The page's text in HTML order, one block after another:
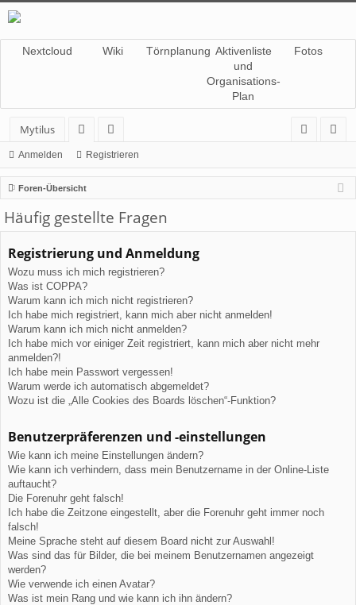
Nextcloud Wiki Törnplanung Aktivenliste
und
Organisations-
Plan
Fotos
Mytilus
or
en
itg
lie
de
r
m
el
de
ist
rie
re
Anmelden Registrieren
Foren-Übersicht
Häufig gestellte Fragen
Registrierung und Anmeldung
Wozu muss ich mich registrieren?
Was ist COPPA?
Warum kann ich mich nicht registrieren?
Ich habe mich registriert, kann mich aber nicht anmelden!
Warum kann ich mich nicht anmelden?
Ich habe mich vor einiger Zeit registriert, kann mich aber nicht mehr
anmelden?!
Ich habe mein Passwort vergessen!
Warum werde ich automatisch abgemeldet?
Wozu ist die „Alle Cookies des Boards löschen“-Funktion?
Benutzerpräferenzen und -einstellungen
Wie kann ich meine Einstellungen ändern?
Wie kann ich verhindern, dass mein Benutzername in der Online-Liste
auftaucht?
Die Forenuhr geht falsch!
Ich habe die Zeitzone eingestellt, aber die Forenuhr geht immer noch
falsch!
Meine Sprache steht auf diesem Board nicht zur Auswahl!
Was sind das für Bilder, die bei meinem Benutzernamen angezeigt
werden?
Wie verwende ich einen Avatar?
Was ist mein Rang und wie kann ich ihn ändern?